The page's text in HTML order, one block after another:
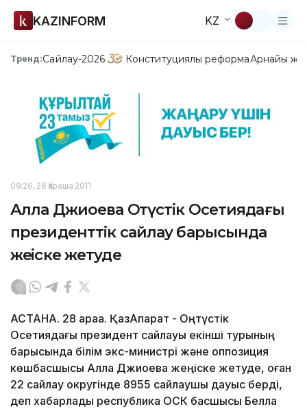
KAZINFORM KZ
Тренд:Сайлау-2026 Конституциялық реформаАрнайы
09:26, 28 Қараша 2011
Алла Джиоева Оңтүстік Осетиядағы
президенттік сайлау барысында
жеңіске жетуде
АСТАНА. 28 қараа. ҚазАқпарат - Оңтүстік
Осетиядағы президент сайлауы екінші турының
барысында білім экс-министрі және оппозиция
көшбасшысы Алла Джиоева жеңіске жетуде, оған
22 сайлау округінде 8955 сайлаушы дауыс берді,
деп хабарлады республика ОСК басшысы Белла